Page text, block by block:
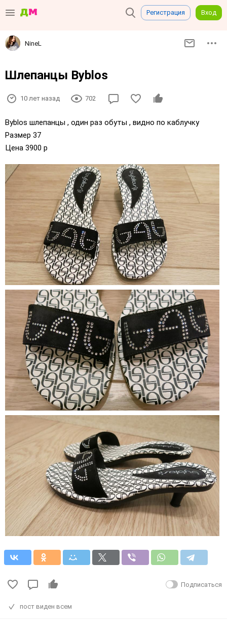
Регистрация Вход
NineL
Шлепанцы Byblos
10 лет назад 702
Byblos шлепанцы , один раз обуты , видно по каблучку
Размер 37
Цена 3900 р
Подписаться
пост виден всем